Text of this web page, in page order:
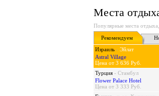
Места
Популярные места
Рекомендуем
Израиль - Эйлат
Astral Village
Цена от 3 636 Руб.
Турция - Стамбул
Flower Palace Hotel
Цена от 3 333 Руб.